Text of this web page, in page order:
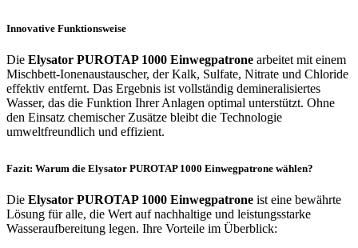
Innovative Funktionsweise
Die Elysator PUROTAP 1000 Einwegpatrone arbeitet mit einem
Mischbett-Ionenaustauscher, der Kalk, Sulfate, Nitrate und Chloride
effektiv entfernt. Das Ergebnis ist vollständig demineralisiertes
Wasser, das die Funktion Ihrer Anlagen optimal unterstützt. Ohne
den Einsatz chemischer Zusätze bleibt die Technologie
umweltfreundlich und effizient.
Fazit: Warum die Elysator PUROTAP 1000 Einwegpatrone wählen?
Die Elysator PUROTAP 1000 Einwegpatrone ist eine bewährte
Lösung für alle, die Wert auf nachhaltige und leistungsstarke
Wasseraufbereitung legen. Ihre Vorteile im Überblick: